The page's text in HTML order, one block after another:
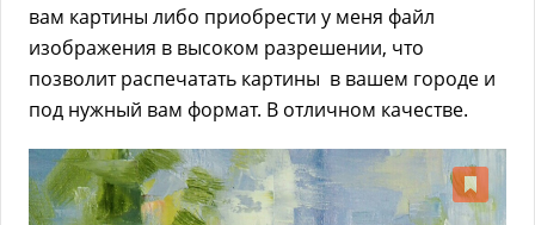
вам картины либо приобрести у меня файл
изображения в высоком разрешении, что
позволит распечатать картины в вашем городе и
под нужный вам формат. В отличном качестве.